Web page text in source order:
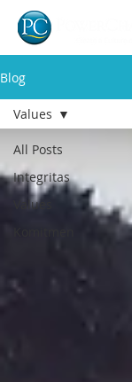
Blog
All Posts
Integritas
Values
Values